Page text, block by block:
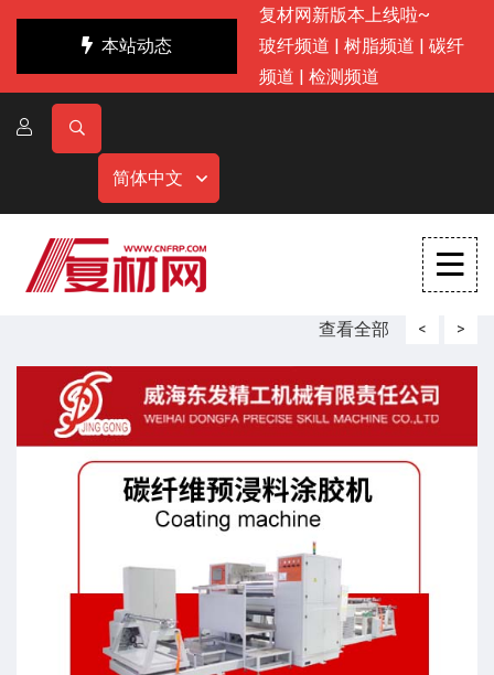
本站动态
复材网新版本上线啦~
玻纤频道 | 树脂频道 | 碳纤
频道 | 检测频道
简体中文
查看全部 < >